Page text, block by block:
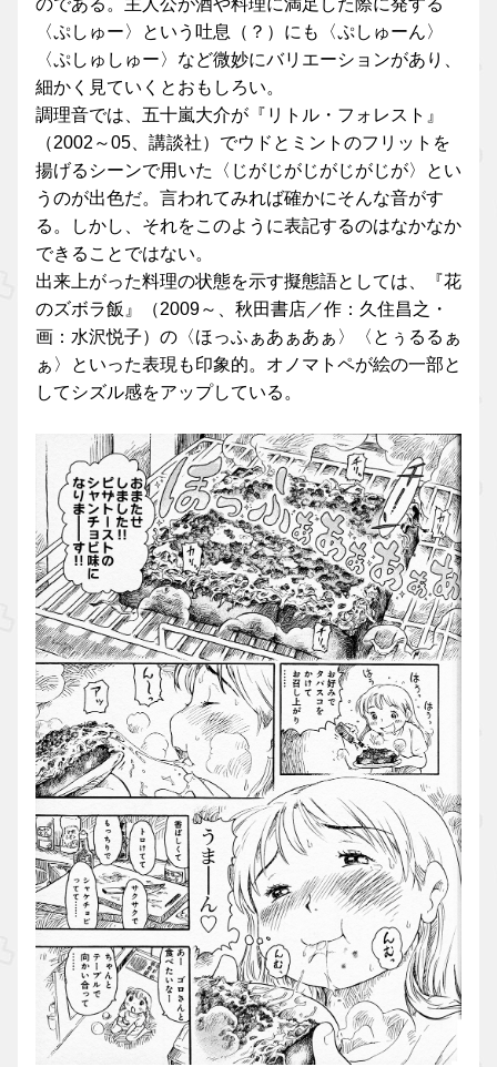
のである。主人公が酒や料理に満足した際に発する
〈ぷしゅー〉という吐息（？）にも〈ぷしゅーん〉
〈ぷしゅしゅー〉など微妙にバリエーションがあり、
細かく見ていくとおもしろい。
調理音では、五十嵐大介が『リトル・フォレスト』
（2002～05、講談社）でウドとミントのフリットを
揚げるシーンで用いた〈じがじがじがじがじが〉とい
うのが出色だ。言われてみれば確かにそんな音がす
る。しかし、それをこのように表記するのはなかなか
できることではない。
出来上がった料理の状態を示す擬態語としては、『花
のズボラ飯』（2009～、秋田書店／作：久住昌之・
画：水沢悦子）の〈ほっふぁあぁあぁ〉〈とぅるるぁ
ぁ〉といった表現も印象的。オノマトペが絵の一部と
してシズル感をアップしている。